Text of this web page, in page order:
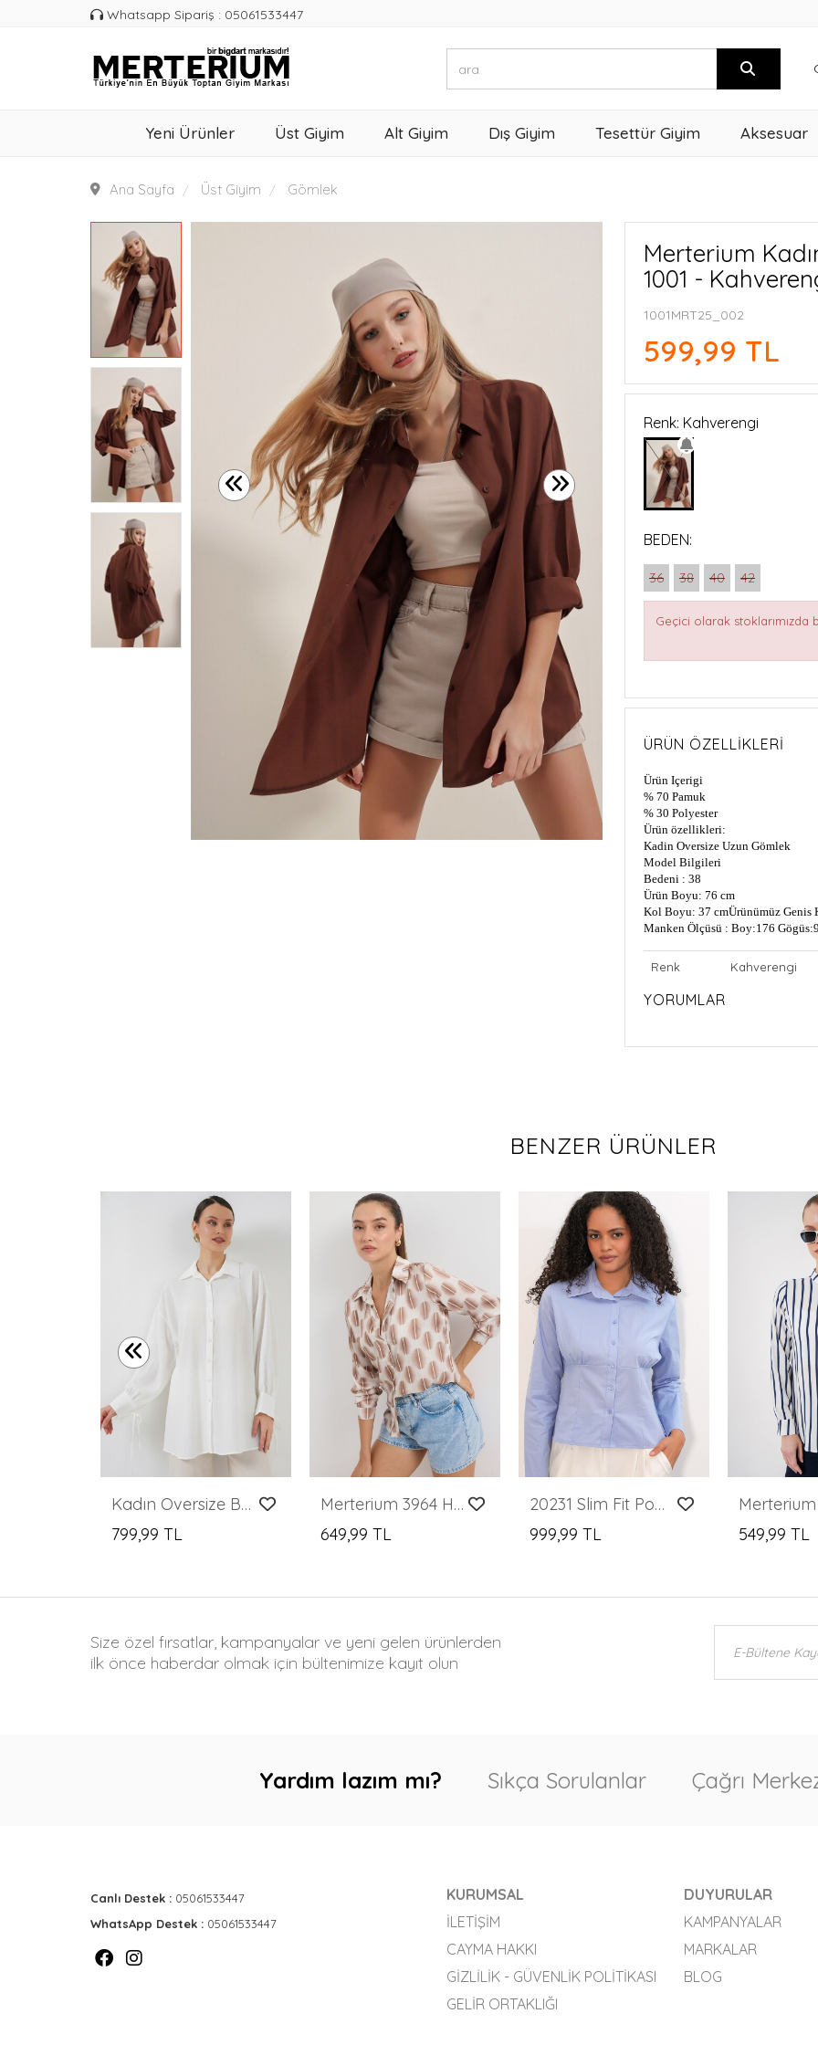
Whatsapp Sipariş : 05061533447
Yeni Ürünler Üst Giyim Alt Giyim Dış Giyim Tesettür Giyim Aksesuar
Ana Sayfa Üst Giyim Gömlek
Merterium
1001 -
1001MRT25_002
599,99 TL
Renk: Kahverengi
BEDEN:
36 38 40 42
Geçici olarak stoklarımızda
ÜRÜN ÖZELLIKLERI
Ürün Içerigi
% 70 Pamuk
% 30 Polyester
Ürün özellikleri:
Kadin Oversize Uzun Gömlek
Model Bilgileri
Bedeni : 38
Ürün Boyu: 76 cm
Kol Boyu: 37 cmÜrünümüz Genis
Manken Ölçüsü : Boy:176
Renk Kahverengi
YORUMLAR
BENZER ÜRÜNLER
Kadın Oversize Bağcıklı Gömlek 5954 - Beyaz
799,99 TL
Merterium 3964 Hafif Dökümlü Saten Gömlek - B.Kahverengi
649,99 TL
20231 Slim Fit Poplin Gömlek - Mavi
999,99 TL
549,99 TL
Size özel fırsatlar, kampanyalar ve yeni gelen ürünlerden
ilk önce haberdar olmak için bültenimize kayıt olun
Yardım lazım mı? Sıkça Sorulanlar Çağrı
Canlı Destek : 05061533447
WhatsApp Destek : 05061533447
KURUMSAL
İLETIŞIM
CAYMA HAKKI
GIZLILIK - GÜVENLIK POLITIKASI
GELIR ORTAKLIĞI
DUYURULAR
KAMPANYALAR
MARKALAR
BLOG